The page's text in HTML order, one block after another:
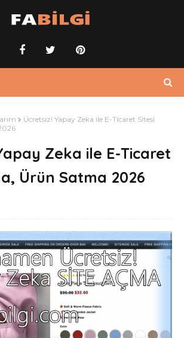
Ücretsiz! Yapay Zeka ile E-Ticaret Sitesi
Zeka ile E-Ticaret
Ürün Satma 2026